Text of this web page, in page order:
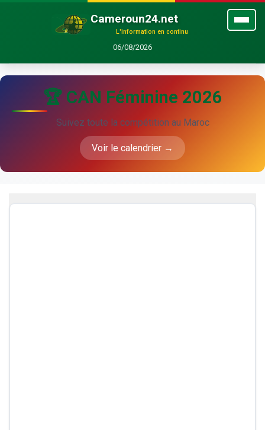
Cameroun24.net
L'information en continu
06/08/2026
🏆 CAN Féminine 2026
Suivez toute la compétition au Maroc
Voir le calendrier →